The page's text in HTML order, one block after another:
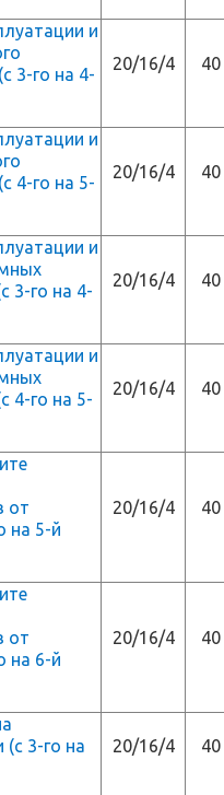
и
3-го на 4-
20/16/4 40
и
4-го на 5-
20/16/4 40
и
3-го на 4-
20/16/4 40
и
4-го на 5-
20/16/4 40
от
на 5-й
20/16/4 40
от
на 6-й
20/16/4 40
3-го на
20/16/4 40